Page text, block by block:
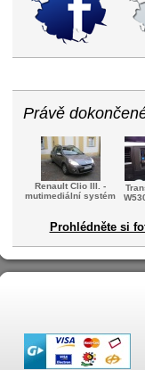
Právě
Renault Clio III. -
mutimediální systém
Prohlédněte si